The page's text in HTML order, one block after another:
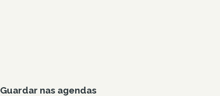
Guardar nas agendas